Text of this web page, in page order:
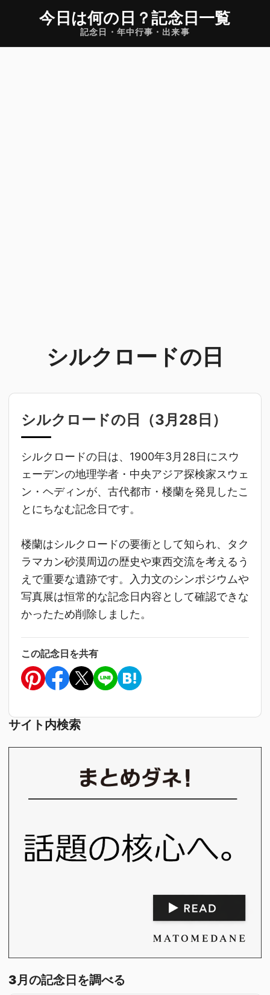
今日は何の日 ？記念日一覧
記念日・年中行事・出来事
シルクロードの日
シルクロードの日（3月28日 ）
シルクロードの日は、1900年3月28日にスウ
ェーデンの地理学者・中央アジア探検家スウェ
ン・ヘディンが、古代都市・楼蘭を発見したこ
とにちなむ記念日です。
楼蘭はシルクロードの要衝として知られ、タク
ラマカン砂漠周辺の歴史や東西交流を考えるう
えで重要な遺跡です。入力文のシンポジウムや
写真展は恒常的な記念日内容として確認できな
かったため削除しました。
この記念日を共有
サイト内検索
3月の記念日を調べる